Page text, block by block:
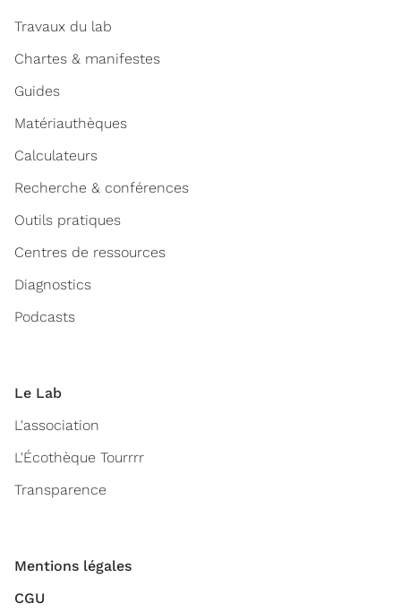
Travaux du lab
Chartes & manifestes
Guides
Matériauthèques
Calculateurs
Recherche & conférences
Outils pratiques
Centres de ressources
Diagnostics
Podcasts
Le Lab
L'association
L'Écothèque Tourrrr
Transparence
Mentions légales
CGU